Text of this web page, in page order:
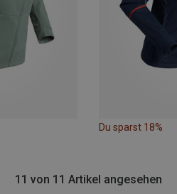
Du sparst 18%
11 von 11 Artikel angesehen